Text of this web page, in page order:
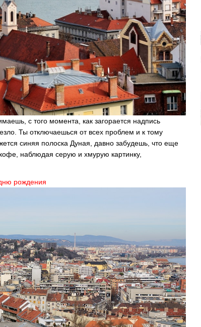
с того момента, как загорается надпись
Ты отключаешься от всех проблем и к тому
синяя полоска Дуная, давно забудешь, что еще
наблюдая серую и хмурую картинку,
рождения